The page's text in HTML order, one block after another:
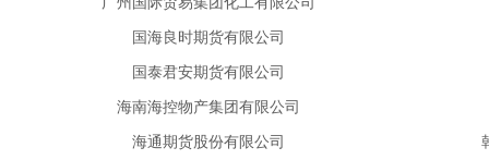
海南海控物产集团有限公司
海通期货股份有限公司
汉姆德华化工（上海）有限公司
杭州交投实业有限公司